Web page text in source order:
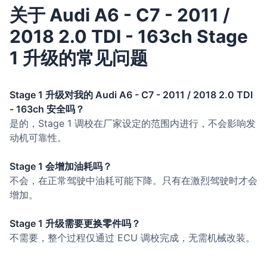
关于 Audi A6 - C7 - 2011 /
2018 2.0 TDI - 163ch Stage
1 升级的常见问题
Stage 1 升级对我的 Audi A6 - C7 - 2011 / 2018 2.0 TDI
- 163ch 安全吗？
是的，Stage 1 调校在厂家设定的范围内进行，不会影响发
动机可靠性。
Stage 1 会增加油耗吗？
不会，在正常驾驶中油耗可能下降。只有在激烈驾驶时才会
增加。
Stage 1 升级需要更换零件吗？
不需要，整个过程仅通过 ECU 调校完成，无需机械改装。